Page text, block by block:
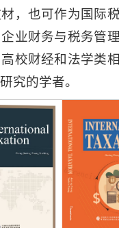
，也可作为国际
业财务与税务管
校财经和法学类
究的学者。